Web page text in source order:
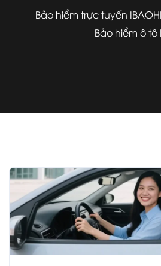
Bảo hiểm trực tuyến
Bảo hiểm ô tô